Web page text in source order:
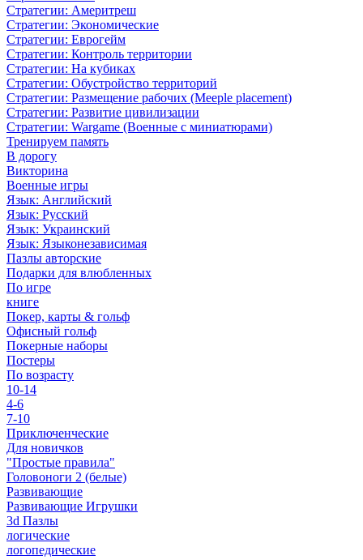
Стратегии: Америтреш
Стратегии: Экономические
Стратегии: Еврогейм
Стратегии: Контроль территории
Стратегии: На кубиках
Стратегии: Обустройство территорий
Стратегии: Размещение рабочих (Meeple placement)
Стратегии: Развитие цивилизации
Стратегии: Wargame (Военные с миниатюрами)
Тренируем память
В дорогу
Викторина
Военные игры
Язык: Английский
Язык: Русский
Язык: Украинский
Язык: Языконезависимая
Пазлы авторские
Подарки для влюбленных
По игре
книге
Покер, карты & гольф
Офисный гольф
Покерные наборы
Постеры
По возрасту
10-14
4-6
7-10
Приключенческие
Для новичков
"Простые правила"
Головоноги 2 (белые)
Развивающие
Развивающие Игрушки
3d Пазлы
логические
логопедические